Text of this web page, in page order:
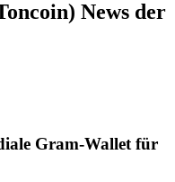
News der
Gram-Wallet für